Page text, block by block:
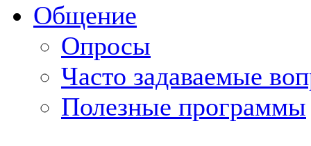
Общение
Опросы
Часто задаваемые
Полезные программы